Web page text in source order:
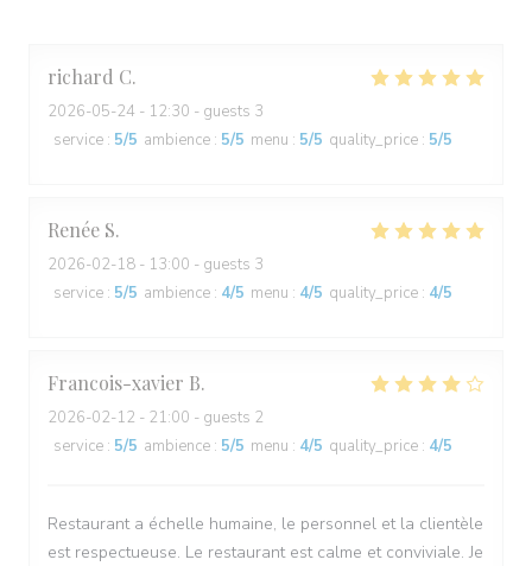
richard C
2026-05-24 - 12:30 - guests 3
service : 5/5 ambience : 5/5 menu : 5/5 quality_price : 5/5
Renée S
2026-02-18 - 13:00 - guests 3
service : 5/5 ambience : 4/5 menu : 4/5 quality_price : 4/5
Francois-xavier B
2026-02-12 - 21:00 - guests 2
service : 5/5 ambience : 5/5 menu : 4/5 quality_price : 4/5
Restaurant a échelle humaine, le personnel et la clientèle
est respectueuse. Le restaurant est calme et conviviale. Je